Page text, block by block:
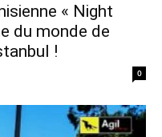
« Night
du monde de
!
0